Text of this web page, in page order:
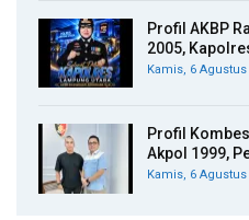
Profil AKBP
2005,
Kamis, 6 Agustus
Profil
Akpol 1999,
Kamis, 6 Agustus